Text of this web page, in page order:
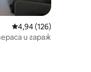
Средна оценка: 4,94
4,94 (126)
и гараж